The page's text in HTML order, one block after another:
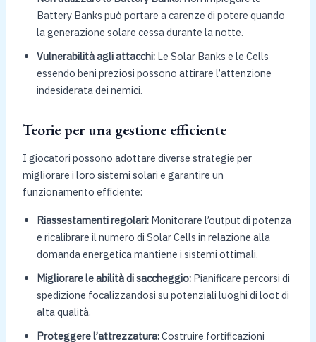
Battery Banks può portare a carenze di potere quando
la generazione solare cessa durante la notte.
Vulnerabilità agli attacchi:Le Solar Banks e le Cells
essendo beni preziosi possono attirare l’attenzione
indesiderata dei nemici.
Teorie per una gestione efficiente
I giocatori possono adottare diverse strategie per
migliorare i loro sistemi solari e garantire un
funzionamento efficiente:
Riassestamenti regolari:Monitorare l’output di potenza
e ricalibrare il numero di Solar Cells in relazione alla
domanda energetica mantiene i sistemi ottimali.
Migliorare le abilità di saccheggio:Pianificare percorsi di
spedizione focalizzandosi su potenziali luoghi di loot di
alta qualità.
Proteggere l’attrezzatura:Costruire fortificazioni